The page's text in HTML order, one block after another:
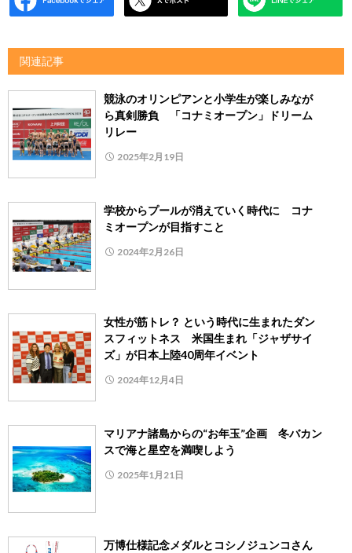
関連記事
競泳のオリンピアンと小学生が楽しみなが
ら真剣勝負 「コナミオープン」ドリーム
リレー
2025年2月19日
学校からプールが消えていく時代に コナ
ミオープンが目指すこと
2024年2月26日
女性が筋トレ？ という時代に生まれたダン
スフィットネス 米国生まれ「ジャザサイ
ズ」が日本上陸40周年イベント
2024年12月4日
マリアナ諸島からの“お年玉”企画 冬バカン
スで海と星空を満喫しよう
2025年1月21日
万博仕様記念メダルとコシノジュンコさん